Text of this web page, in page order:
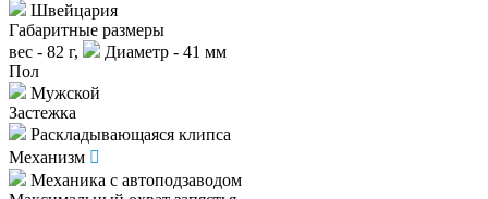
Швейцария
Габаритные размеры
вес - 82 г,
Диаметр - 41 мм
Пол
Мужской
Застежка
Раскладывающаяся клипса
Механизм
Механика с автоподзаводом